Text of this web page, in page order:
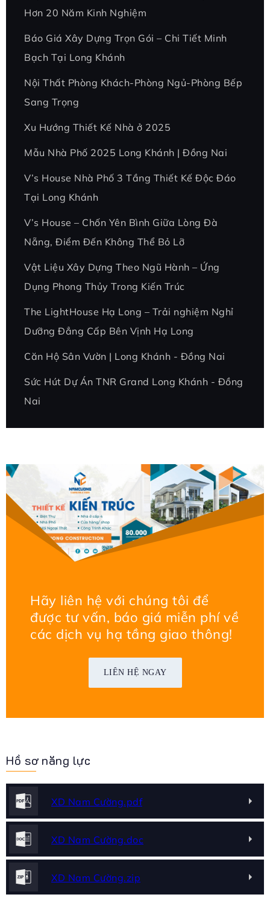
Hơn 20 Năm Kinh Nghiệm
Báo Giá Xây Dựng Trọn Gói – Chi Tiết Minh
Bạch Tại Long Khánh
Nội Thất Phòng Khách-Phòng Ngủ-Phòng Bếp
Sang Trọng
Xu Hướng Thiết Kế Nhà ở 2025
Mẫu Nhà Phố 2025 Long Khánh | Đồng Nai
V’s House Nhà Phố 3 Tầng Thiết Kế Độc Đáo
Tại Long Khánh
V’s House – Chốn Yên Bình Giữa Lòng Đà
Nẵng, Điểm Đến Không Thể Bỏ Lỡ
Vật Liệu Xây Dựng Theo Ngũ Hành – Ứng
Dụng Phong Thủy Trong Kiến Trúc
The LightHouse Hạ Long – Trải nghiệm Nghỉ
Dưỡng Đẳng Cấp Bên Vịnh Hạ Long
Căn Hộ Sân Vườn | Long Khánh - Đồng Nai
Sức Hút Dự Án TNR Grand Long Khánh - Đồng
Nai
Hãy liên hệ với chúng tôi để
được tư vấn, báo giá miễn phí về
các dịch vụ hạ tầng giao thông!
LIÊN HỆ NGAY
Hồ sơ năng lực
XD Nam Cường.pdf
XD Nam Cường.doc
XD Nam Cường.zip